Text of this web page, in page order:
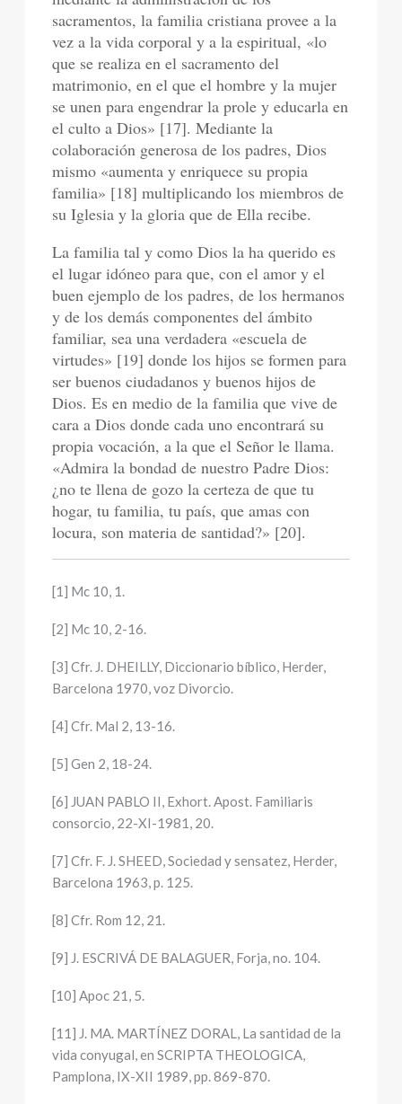
sacramentos, la familia cristiana provee a la
vez a la vida corporal y a la espiritual, «lo
que se realiza en el sacramento del
matrimonio, en el que el hombre y la mujer
se unen para engendrar la prole y educarla en
el culto a Dios» [17]. Mediante la
colaboración generosa de los padres, Dios
mismo «aumenta y enriquece su propia
familia» [18] multiplicando los miembros de
su Iglesia y la gloria que de Ella recibe.
La familia tal y como Dios la ha querido es
el lugar idóneo para que, con el amor y el
buen ejemplo de los padres, de los hermanos
y de los demás componentes del ámbito
familiar, sea una verdadera «escuela de
virtudes» [19] donde los hijos se formen para
ser buenos ciudadanos y buenos hijos de
Dios. Es en medio de la familia que vive de
cara a Dios donde cada uno encontrará su
propia vocación, a la que el Señor le llama.
«Admira la bondad de nuestro Padre Dios:
¿no te llena de gozo la certeza de que tu
hogar, tu familia, tu país, que amas con
locura, son materia de santidad?» [20].
[1] Mc 10, 1.
[2] Mc 10, 2-16.
[3] Cfr. J. DHEILLY, Diccionario bíblico, Herder,
Barcelona 1970, voz Divorcio.
[4] Cfr. Mal 2, 13-16.
[5] Gen 2, 18-24.
[6] JUAN PABLO II, Exhort. Apost. Familiaris
consorcio, 22-XI-1981, 20.
[7] Cfr. F. J. SHEED, Sociedad y sensatez, Herder,
Barcelona 1963, p. 125.
[8] Cfr. Rom 12, 21.
[9] J. ESCRIVÁ DE BALAGUER, Forja, no. 104.
[10] Apoc 21, 5.
[11] J. MA. MARTÍNEZ DORAL, La santidad de la
vida conyugal, en SCRIPTA THEOLOGICA,
Pamplona, IX-XII 1989, pp. 869-870.